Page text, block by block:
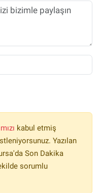
kabul etmiş
Yazılan
Son Dakika
sorumlu